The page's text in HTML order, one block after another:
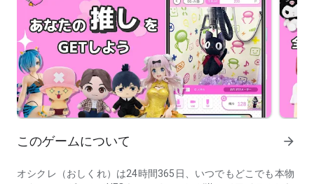
このゲームについて arrow_forward
オシクレ（おしくれ）は24時間365日、いつでもどこでも本物